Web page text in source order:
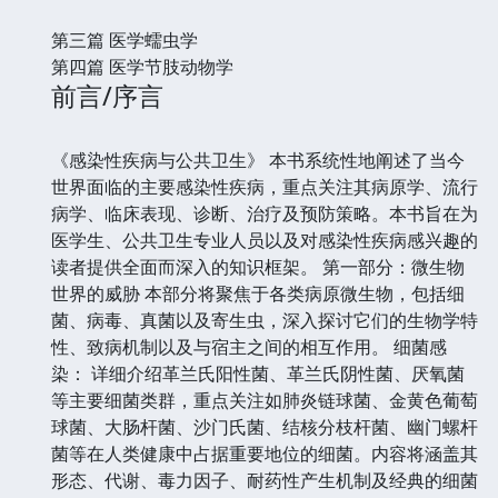
第三篇 医学蠕虫学
第四篇 医学节肢动物学
前言/序言
《感染性疾病与公共卫生》 本书系统性地阐述了当今
世界面临的主要感染性疾病，重点关注其病原学、流行
病学、临床表现、诊断、治疗及预防策略。本书旨在为
医学生、公共卫生专业人员以及对感染性疾病感兴趣的
读者提供全面而深入的知识框架。 第一部分：微生物
世界的威胁 本部分将聚焦于各类病原微生物，包括细
菌、病毒、真菌以及寄生虫，深入探讨它们的生物学特
性、致病机制以及与宿主之间的相互作用。 细菌感
染： 详细介绍革兰氏阳性菌、革兰氏阴性菌、厌氧菌
等主要细菌类群，重点关注如肺炎链球菌、金黄色葡萄
球菌、大肠杆菌、沙门氏菌、结核分枝杆菌、幽门螺杆
菌等在人类健康中占据重要地位的细菌。内容将涵盖其
形态、代谢、毒力因子、耐药性产生机制及经典的细菌